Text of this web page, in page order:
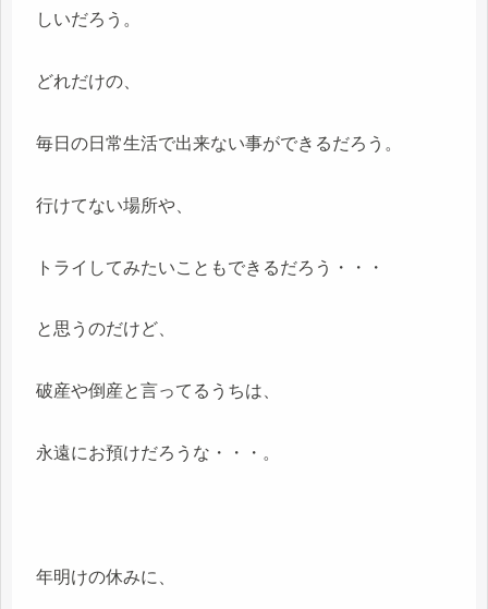
しいだろう。
どれだけの、
毎日の日常生活で出来ない事ができるだろう。
行けてない場所や、
トライしてみたいこともできるだろう・・・
と思うのだけど、
破産や倒産と言ってるうちは、
永遠にお預けだろうな・・・。
年明けの休みに、